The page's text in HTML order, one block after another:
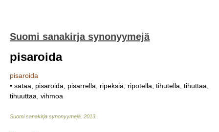
Suomi sanakirja synonyymejä
pisaroida
pisaroida
• sataa, pisaroida, pisarrella, ripeksiä, ripotella, tihutella, tihuttaa,
tihuuttaa, vihmoa
Suomi sanakirja synonyymejä 2013